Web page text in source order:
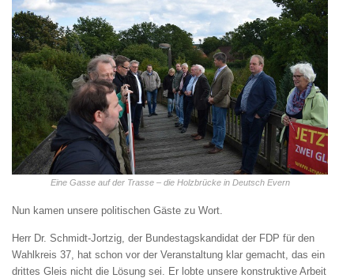
Eine Gasse auf der Trasse – die Holzbrücke in Deutsch Evern
Nun kamen unsere politischen Gäste zu Wort.
Herr Dr. Schmidt-Jortzig, der Bundestagskandidat der FDP für den
Wahlkreis 37, hat schon vor der Veranstaltung klar gemacht, das ein
drittes Gleis nicht die Lösung sei. Er lobte unsere konstruktive Arbeit